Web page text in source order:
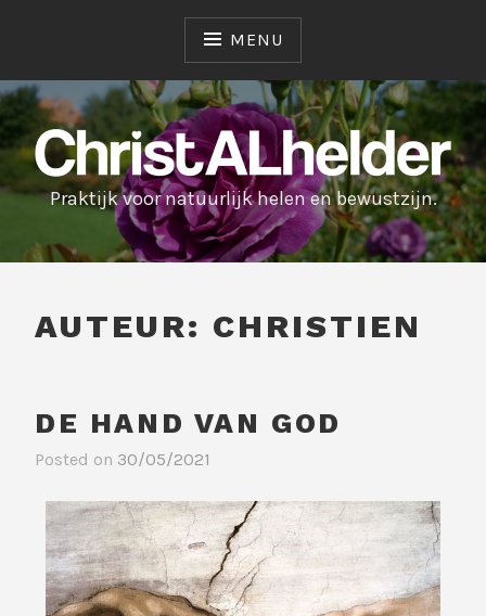
MENU
Praktijk voor natuurlijk helen en bewustzijn.
AUTEUR: CHRISTIEN
DE HAND VAN GOD
Posted on 30/05/2021